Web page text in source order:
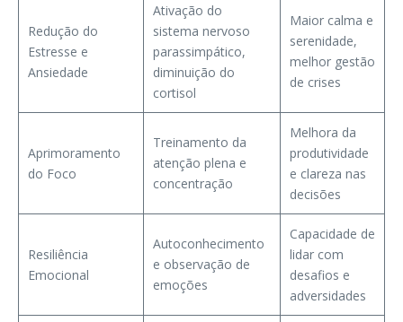
Redução do
Estresse e
Ansiedade
Ativação do
sistema nervoso
parassimpático,
diminuição do
cortisol
Maior calma e
serenidade,
melhor gestão
de crises
Aprimoramento
do Foco
Treinamento da
atenção plena e
concentração
Melhora da
produtividade
e clareza nas
decisões
Resiliência
Emocional
Autoconhecimento
e observação de
emoções
Capacidade de
lidar com
desafios e
adversidades